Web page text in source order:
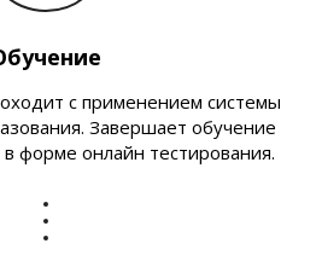
с применением системы
Завершает обучение
в форме онлайн тестирования.